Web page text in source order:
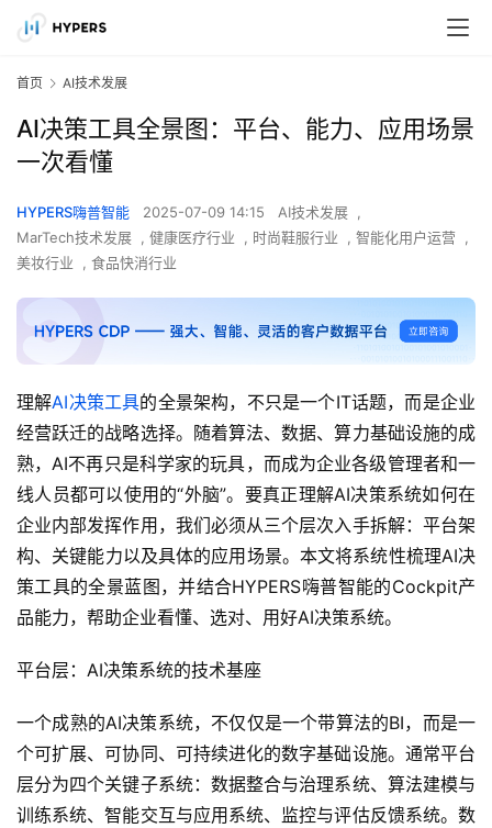
首页 AI技术发展
AI决策工具全景图：平台、能力、应用场景
一次看懂
HYPERS嗨普智能 2025-07-09 14:15 AI技术发展 ,
MarTech技术发展 , 健康医疗行业 , 时尚鞋服行业 , 智能化用户运营 ,
美妆行业
, 食品快消行业
理解AI决策工具的全景架构，不只是一个IT话题，而是企业
经营跃迁的战略选择。随着算法、数据、算力基础设施的成
熟，AI不再只是科学家的玩具，而成为企业各级管理者和一
线人员都可以使用的“外脑”。要真正理解AI决策系统如何在
企业内部发挥作用，我们必须从三个层次入手拆解：平台架
构、关键能力以及具体的应用场景。本文将系统性梳理AI决
策工具的全景蓝图，并结合HYPERS嗨普智能的Cockpit产
品能力，帮助企业看懂、选对、用好AI决策系统。
平台层：AI决策系统的技术基座
一个成熟的AI决策系统，不仅仅是一个带算法的BI，而是一
个可扩展、可协同、可持续进化的数字基础设施。通常平台
层分为四个关键子系统：数据整合与治理系统、算法建模与
训练系统、智能交互与应用系统、监控与评估反馈系统。数